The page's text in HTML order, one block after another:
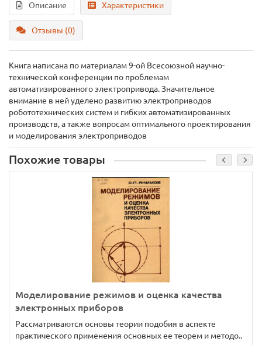
Описание Характеристики
Отзывы (0)
Книга написана по материалам 9-ой Всесоюзной научно-
технической конференции по проблемам
автоматизированного электропривода. Значительное
внимание в ней уделено развитию электроприводов
робототехнических систем и гибких автоматизированных
производств, а также вопросам оптимального проектирования
и моделирования электроприводов
Похожие товары
Моделирование режимов и оценка качества
электронных приборов
Рассматриваются основы теории подобия в аспекте
практического применения основных ее теорем и методо..